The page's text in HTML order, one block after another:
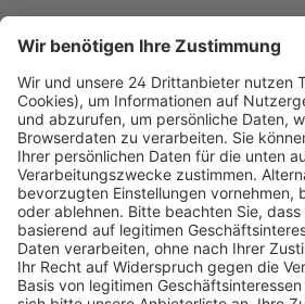
Inhaltsverzeichnis FL_202506
Leseprobe FL_202506